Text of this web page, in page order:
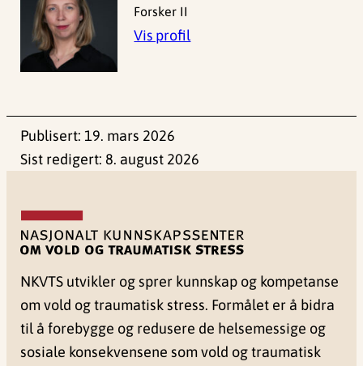
Forsker II
Vis profil
Publisert: 19. mars 2026
Sist redigert: 8. august 2026
NKVTS utvikler og sprer kunnskap og kompetanse
om vold og traumatisk stress. Formålet er å bidra
til å forebygge og redusere de helsemessige og
sosiale konsekvensene som vold og traumatisk